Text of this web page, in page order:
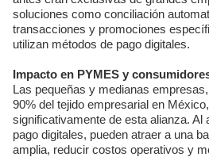
soluciones como conciliación
transacciones y promociones
utilizan métodos de pago digitales.
Impacto en PYMES y
Las pequeñas y medianas
90% del tejido empresarial en
significativamente de esta alianza. Al
pago digitales, pueden atraer a una
amplia, reducir costos operativos y